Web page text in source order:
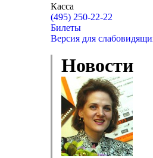
Касса
(495) 250-22-22
Билеты
Версия для
Новости